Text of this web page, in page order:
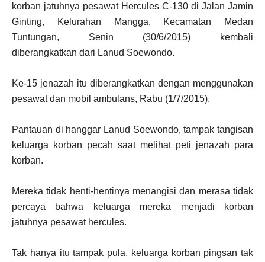
korban jatuhnya pesawat Hercules C-130 di Jalan Jamin
Ginting, Kelurahan Mangga, Kecamatan Medan
Tuntungan, Senin (30/6/2015) kembali
diberangkatkan dari Lanud Soewondo.
Ke-15 jenazah itu diberangkatkan dengan menggunakan
pesawat dan mobil ambulans, Rabu (1/7/2015).
Pantauan di hanggar Lanud Soewondo, tampak tangisan
keluarga korban pecah saat melihat peti jenazah para
korban.
Mereka tidak henti-hentinya menangisi dan merasa tidak
percaya bahwa keluarga mereka menjadi korban
jatuhnya pesawat hercules.
Tak hanya itu tampak pula, keluarga korban pingsan tak